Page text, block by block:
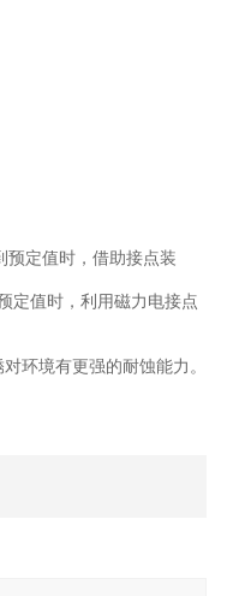
预定值时，借助接点装
定值时，利用磁力电接点
环境有更强的耐蚀能力。